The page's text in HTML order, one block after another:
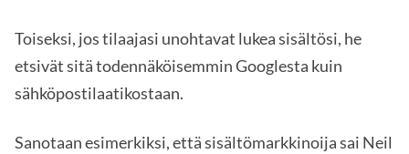
Toiseksi, jos tilaajasi unohtavat lukea sisältösi, he
etsivät sitä todennäköisemmin Googlesta kuin
sähköpostilaatikostaan.
Sanotaan esimerkiksi, että sisältömarkkinoija sai Neil